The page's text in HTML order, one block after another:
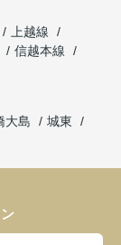
上越線
信越本線
大島
城東